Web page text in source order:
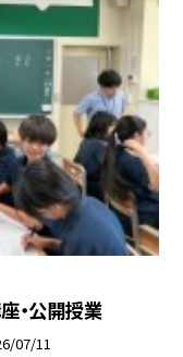
・公開授業
07/11